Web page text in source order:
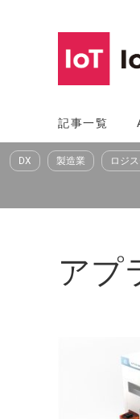
へ
ス
記事一覧
DX 製造業 ロジ
アプ